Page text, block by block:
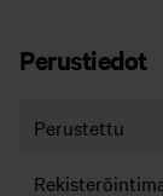
Perustiedot
Perustettu